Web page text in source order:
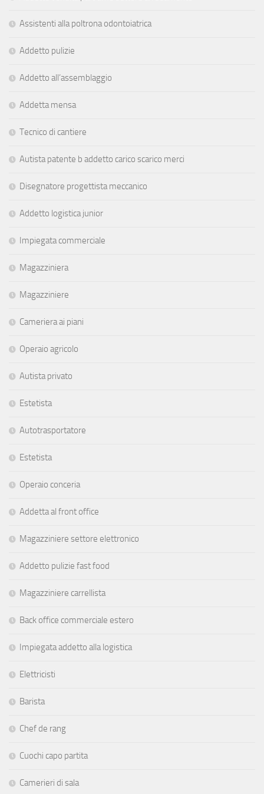
Assistenti alla poltrona odontoiatrica
Addetto pulizie
Addetto all’assemblaggio
Addetta mensa
Tecnico di cantiere
Autista patente b addetto carico scarico merci
Disegnatore progettista meccanico
Addetto logistica junior
Impiegata commerciale
Magazziniera
Magazziniere
Cameriera ai piani
Operaio agricolo
Autista privato
Estetista
Autotrasportatore
Estetista
Operaio conceria
Addetta al front office
Magazziniere settore elettronico
Addetto pulizie fast food
Magazziniere carrellista
Back office commerciale estero
Impiegata addetto alla logistica
Elettricisti
Barista
Chef de rang
Cuochi capo partita
Camerieri di sala